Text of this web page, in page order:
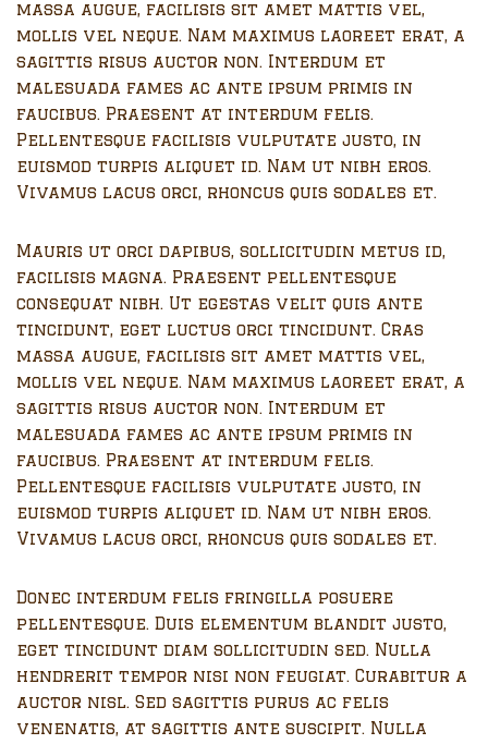
massa augue, facilisis sit amet mattis vel,
mollis vel neque. Nam maximus laoreet erat, a
sagittis risus auctor non. Interdum et
malesuada fames ac ante ipsum primis in
faucibus. Praesent at interdum felis.
Pellentesque facilisis vulputate justo, in
euismod turpis aliquet id. Nam ut nibh eros.
Vivamus lacus orci, rhoncus quis sodales et.
Mauris ut orci dapibus, sollicitudin metus id,
facilisis magna. Praesent pellentesque
consequat nibh. Ut egestas velit quis ante
tincidunt, eget luctus orci tincidunt. Cras
massa augue, facilisis sit amet mattis vel,
mollis vel neque. Nam maximus laoreet erat, a
sagittis risus auctor non. Interdum et
malesuada fames ac ante ipsum primis in
faucibus. Praesent at interdum felis.
Pellentesque facilisis vulputate justo, in
euismod turpis aliquet id. Nam ut nibh eros.
Vivamus lacus orci, rhoncus quis sodales et.
Donec interdum felis fringilla posuere
pellentesque. Duis elementum blandit justo,
eget tincidunt diam sollicitudin sed. Nulla
hendrerit tempor nisi non feugiat. Curabitur a
auctor nisl. Sed sagittis purus ac felis
venenatis, at sagittis ante suscipit. Nulla